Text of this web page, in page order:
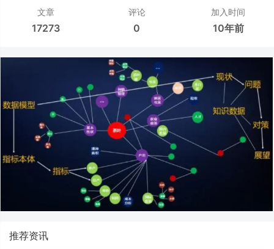
文章
17273
评论
0
加入时间
10年前
推荐资讯